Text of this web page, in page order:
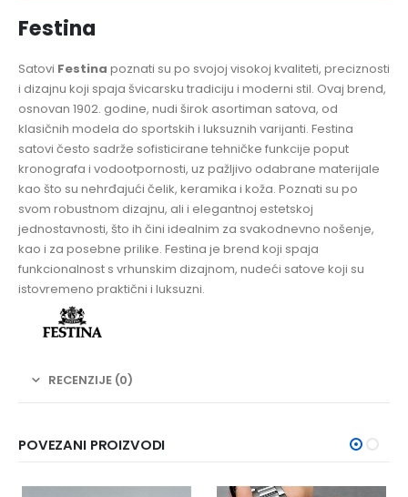
Festina
Satovi Festina poznati su po svojoj visokoj kvaliteti, preciznosti
i dizajnu koji spaja švicarsku tradiciju i moderni stil. Ovaj brend,
osnovan 1902. godine, nudi širok asortiman satova, od
klasičnih modela do sportskih i luksuznih varijanti. Festina
satovi često sadrže sofisticirane tehničke funkcije poput
kronografa i vodootpornosti, uz pažljivo odabrane materijale
kao što su nehrđajući čelik, keramika i koža. Poznati su po
svom robustnom dizajnu, ali i elegantnoj estetskoj
jednostavnosti, što ih čini idealnim za svakodnevno nošenje,
kao i za posebne prilike. Festina je brend koji spaja
funkcionalnost s vrhunskim dizajnom, nudeći satove koji su
istovremeno praktični i luksuzni.
RECENZIJE (0)
POVEZANI PROIZVODI